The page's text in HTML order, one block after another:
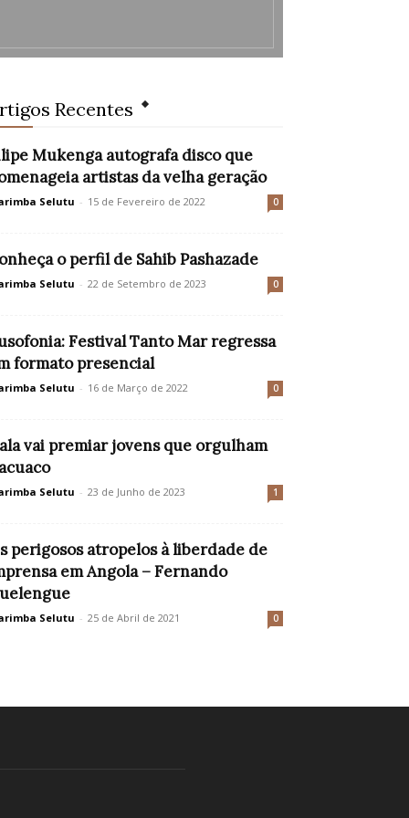
Recentes
Mukenga autografa disco que
artistas da velha geração
Selutu - 15 de Fevereiro de 2022 0
o perfil de Sahib Pashazade
Selutu - 22 de Setembro de 2023 0
Festival Tanto Mar regressa
formato presencial
Selutu - 16 de Março de 2022 0
vai premiar jovens que orgulham
Selutu - 23 de Junho de 2023 1
perigosos atropelos à liberdade de
em Angola – Fernando
Selutu - 25 de Abril de 2021 0